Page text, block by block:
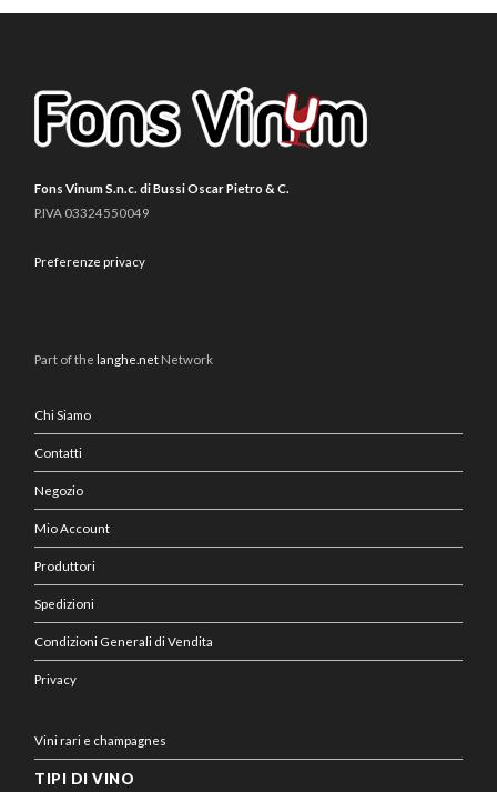
Fons Vinum S.n.c. di Bussi Oscar Pietro & C.
P.IVA 03324550049
Preferenze privacy
Part of thelanghe.net Network
Chi Siamo
Contatti
Negozio
Mio Account
Produttori
Spedizioni
Condizioni Generali di Vendita
Privacy
Vini rari e champagnes
TIPI DI VINO